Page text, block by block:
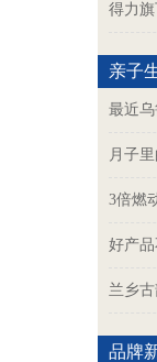
得力
亲子
最近
月子
3倍燃
好产
兰乡
品牌